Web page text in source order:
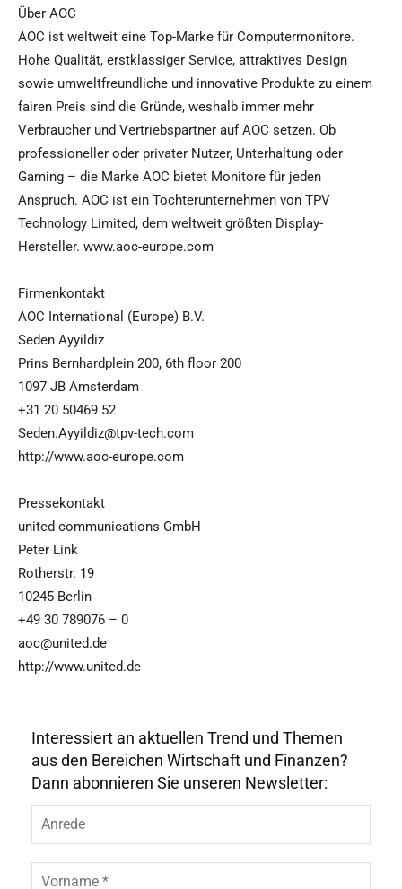
Über AOC
AOC ist weltweit eine Top-Marke für Computermonitore.
Hohe Qualität, erstklassiger Service, attraktives Design
sowie umweltfreundliche und innovative Produkte zu einem
fairen Preis sind die Gründe, weshalb immer mehr
Verbraucher und Vertriebspartner auf AOC setzen. Ob
professioneller oder privater Nutzer, Unterhaltung oder
Gaming – die Marke AOC bietet Monitore für jeden
Anspruch. AOC ist ein Tochterunternehmen von TPV
Technology Limited, dem weltweit größten Display-
Hersteller. www.aoc-europe.com
Firmenkontakt
AOC International (Europe) B.V.
Seden Ayyildiz
Prins Bernhardplein 200, 6th floor 200
1097 JB Amsterdam
+31 20 50469 52
Seden.Ayyildiz@tpv-tech.com
http://www.aoc-europe.com
Pressekontakt
united communications GmbH
Peter Link
Rotherstr. 19
10245 Berlin
+49 30 789076 – 0
aoc@united.de
http://www.united.de
Interessiert an aktuellen Trend und Themen
aus den Bereichen Wirtschaft und Finanzen?
Dann abonnieren Sie unseren Newsletter:
r
e